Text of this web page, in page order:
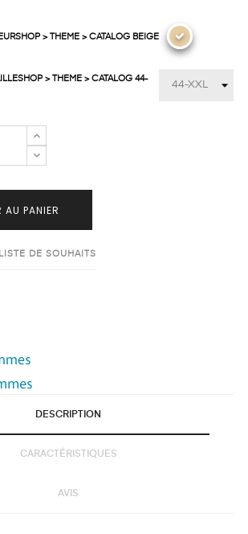
> THEME > CATALOG BEIGE
> THEME > CATALOG 44-
AU PANIER
DE SOUHAITS
DESCRIPTION
CARACTÉRISTIQUES
AVIS